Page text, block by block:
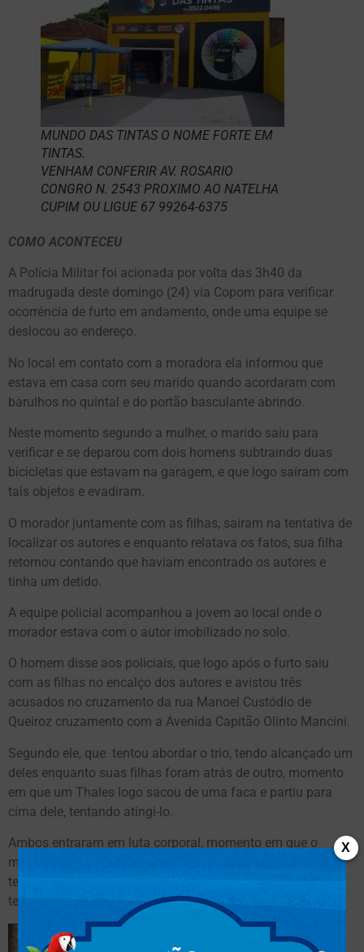
MUNDO DAS TINTAS O NOME FORTE EM
TINTAS.
VENHAM CONFERIR AV. ROSARIO
CONGRO N. 2543 PROXIMO AO NATELHA
CUPIM OU LIGUE 67 99264-6375
COMO ACONTECEU
A Polícia Militar foi acionada por volta das 3h40 da
madrugada deste domingo (24) via Copom para verificar
ocorrência de furto em andamento, onde uma equipe se
deslocou ao endereço.
No local em contato com a moradora ela informou que
estava em casa com seu marido quando acordaram com
barulhos no quintal e do portão basculante abrindo.
Neste momento segundo a mulher, o marido saiu para
verificar e se deparou com dois homens subtraindo duas
bicicletas que estavam na garagem, e que logo saíram com
tais objetos e evadiram.
O morador juntamente com as filhas, saíram na tentativa de
localizar os autores e enquanto relatava os fatos, sua filha
retornou contando que haviam encontrado os autores e
tinha um detido.
A equipe policial acompanhou a jovem ao local onde o
morador estava com o autor imobilizado no solo.
O homem disse aos policiais, que logo após o furto saiu
com as filhas no encalço dos autores e avistou três
acusados no cruzamento da rua Manoel Custódio de
Queiroz cruzamento com a Avenida Capitão Olinto Mancini.
Segundo ele, que tentou abordar o trio, tendo alcançado um
deles enquanto suas filhas foram atrás de outro, momento
em que um Thales logo sacou de uma faca e partiu para
cima dele, tentando atingi-lo.
Ambos entraram em luta corporal, momento em que o
morador conseguiu tomar a faca, porém Thales continuou
tentando pegar o instrumento, e acabou sendo atingindo, e
tentou fugir em seguida.
X